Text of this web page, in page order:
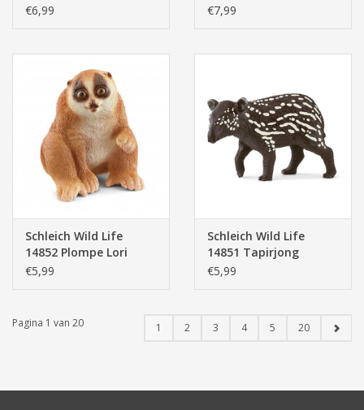
€6,99
€7,99
Schleich Wild Life
14852 Plompe Lori
€5,99
Schleich Wild Life
14851 Tapirjong
€5,99
Pagina 1 van 20 1 2 3 4 5 20